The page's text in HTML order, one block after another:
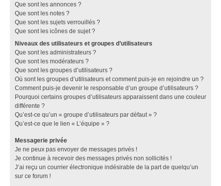
Que sont les annonces ?
Que sont les notes ?
Que sont les sujets verrouillés ?
Que sont les icônes de sujet ?
Niveaux des utilisateurs et groupes d’utilisateurs
Que sont les administrateurs ?
Que sont les modérateurs ?
Que sont les groupes d’utilisateurs ?
Où sont les groupes d’utilisateurs et comment puis-je en rejoindre un ?
Comment puis-je devenir le responsable d’un groupe d’utilisateurs ?
Pourquoi certains groupes d’utilisateurs apparaissent dans une couleur
différente ?
Qu’est-ce qu’un « groupe d’utilisateurs par défaut » ?
Qu’est-ce que le lien « L’équipe » ?
Messagerie privée
Je ne peux pas envoyer de messages privés !
Je continue à recevoir des messages privés non sollicités !
J’ai reçu un courrier électronique indésirable de la part de quelqu’un
sur ce forum !